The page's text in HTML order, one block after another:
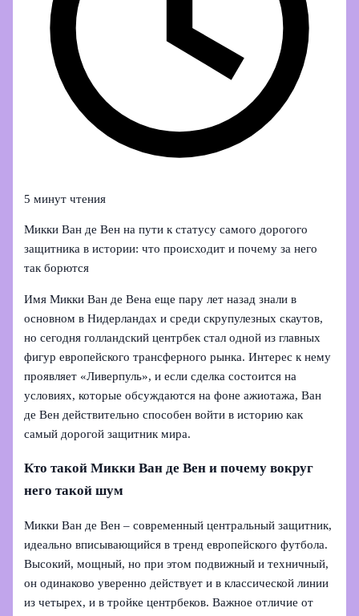
5 минут чтения
Микки Ван де Вен на пути к статусу самого дорогого
защитника в истории: что происходит и почему за него
так борются
Имя Микки Ван де Вена еще пару лет назад знали в
основном в Нидерландах и среди скрупулезных скаутов,
но сегодня голландский центрбек стал одной из главных
фигур европейского трансферного рынка. Интерес к нему
проявляет «Ливерпуль», и если сделка состоится на
условиях, которые обсуждаются на фоне ажиотажа, Ван
де Вен действительно способен войти в историю как
самый дорогой защитник мира.
Кто такой Микки Ван де Вен и почему вокруг
него такой шум
Микки Ван де Вен – современный центральный защитник,
идеально вписывающийся в тренд европейского футбола.
Высокий, мощный, но при этом подвижный и техничный,
он одинаково уверенно действует и в классической линии
из четырех, и в тройке центрбеков. Важное отличие от